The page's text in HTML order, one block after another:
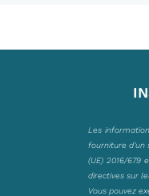
Les
fourniture d’un
(UE) 2016/679
directives sur
Vous pouvez